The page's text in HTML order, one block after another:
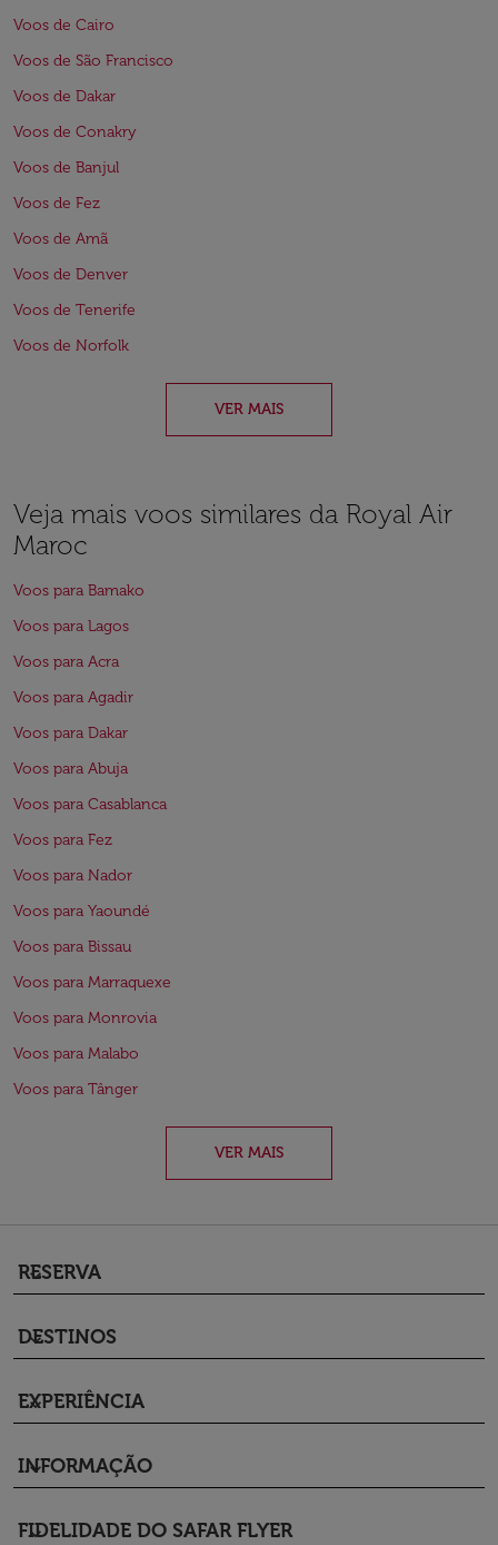
Voos de Cairo
Voos de São Francisco
Voos de Dakar
Voos de Conakry
Voos de Banjul
Voos de Fez
Voos de Amã
Voos de Denver
Voos de Tenerife
Voos de Norfolk
VER MAIS
Veja mais voos similares da Royal Air
Maroc
Voos para Bamako
Voos para Lagos
Voos para Acra
Voos para Agadir
Voos para Dakar
Voos para Abuja
Voos para Casablanca
Voos para Fez
Voos para Nador
Voos para Yaoundé
Voos para Bissau
Voos para Marraquexe
Voos para Monrovia
Voos para Malabo
Voos para Tânger
VER MAIS
RESERVA
keyboard_arrow_down
DESTINOS
keyboard_arrow_down
EXPERIÊNCIA
keyboard_arrow_down
INFORMAÇÃO
keyboard_arrow_down
FIDELIDADE DO SAFAR FLYER
keyboard_arrow_down